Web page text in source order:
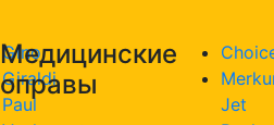
Gino
Giraldi
Paul
Медицинские
оправы
Jet